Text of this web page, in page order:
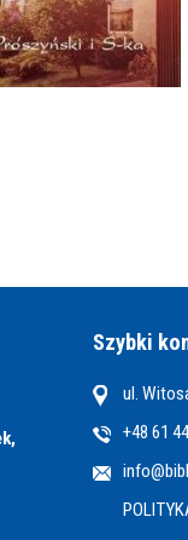
Szybki
ul.
+48 61